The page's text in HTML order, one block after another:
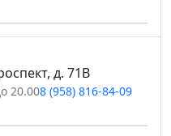
д. 71В
20.008 (958) 816-84-09